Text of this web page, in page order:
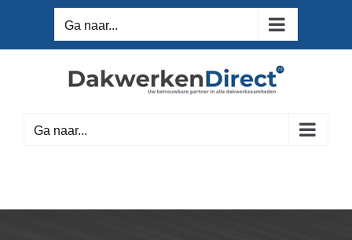
inhoud
Ga naar...
Ga naar...